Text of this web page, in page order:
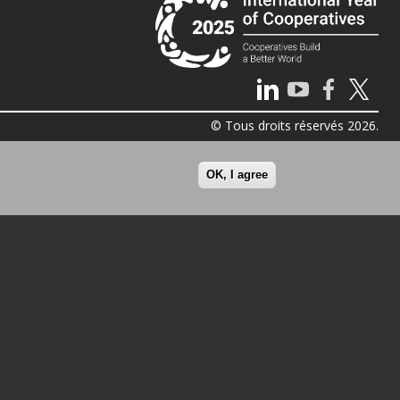
© Tous droits réservés 2026.
OK, I agree